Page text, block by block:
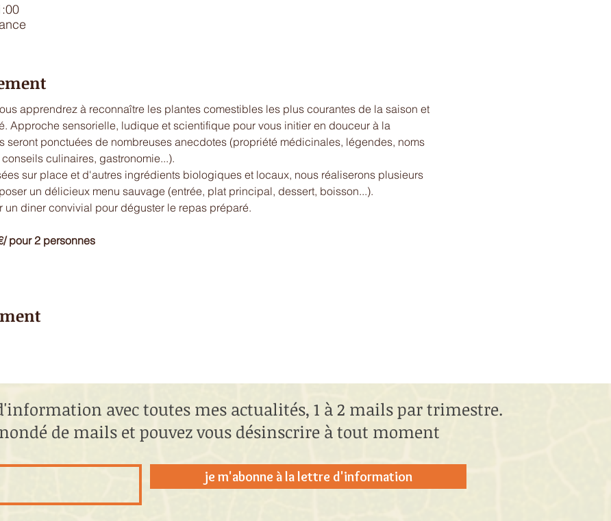
apprendrez à reconnaître les plantes comestibles les plus courantes de la saison et
Approche sensorielle, ludique et scientifique pour vous initier en douceur à la
seront ponctuées de nombreuses anecdotes (propriété médicinales, légendes, noms
culinaires, gastronomie...).
sur place et d'autres ingrédients biologiques et locaux, nous réaliserons plusieurs
un délicieux menu sauvage (entrée, plat principal, dessert, boisson...).
un diner convivial pour déguster le repas préparé.
pour 2 personnes
avec toutes mes actualités, 1 à 2 mails par trimestre.
de mails et pouvez vous désinscrire à tout moment
je m'abonne à la lettre d'information